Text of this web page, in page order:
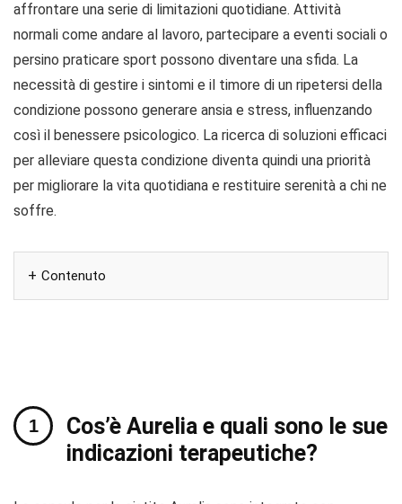
affrontare una serie di limitazioni quotidiane. Attività
normali come andare al lavoro, partecipare a eventi sociali o
persino praticare sport possono diventare una sfida. La
necessità di gestire i sintomi e il timore di un ripetersi della
condizione possono generare ansia e stress, influenzando
così il benessere psicologico. La ricerca di soluzioni efficaci
per alleviare questa condizione diventa quindi una priorità
per migliorare la vita quotidiana e restituire serenità a chi ne
soffre.
Contenuto
Cos’è Aurelia e quali sono le sue
indicazioni terapeutiche?